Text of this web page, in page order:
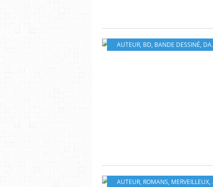
AUTEUR, BD, BANDE DESSINÉ, DARK
AUTEUR, ROMANS, MERVEILLEUX,